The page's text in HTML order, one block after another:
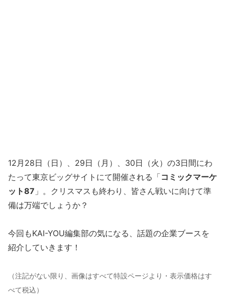
12月28日（日）、29日（月）、30日（火）の3日間にわ
たって東京ビッグサイトにて開催される「コミックマーケ
ット87 」。クリスマスも終わり、皆さん戦いに向けて準
備は万端でしょうか？
今回もKAI-YOU編集部の気になる、話題の企業ブースを
紹介していきます！
（注記がない限り、画像はすべて特設ページより・表示価格はす
べて税込）